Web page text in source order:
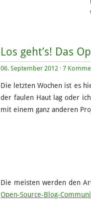
Los geht’s! Das
06. September 2012 · 7
Die letzten Wochen ist es
der faulen Haut lag oder
mit einem ganz anderen
Die meisten werden den
Open-Source-Blog-